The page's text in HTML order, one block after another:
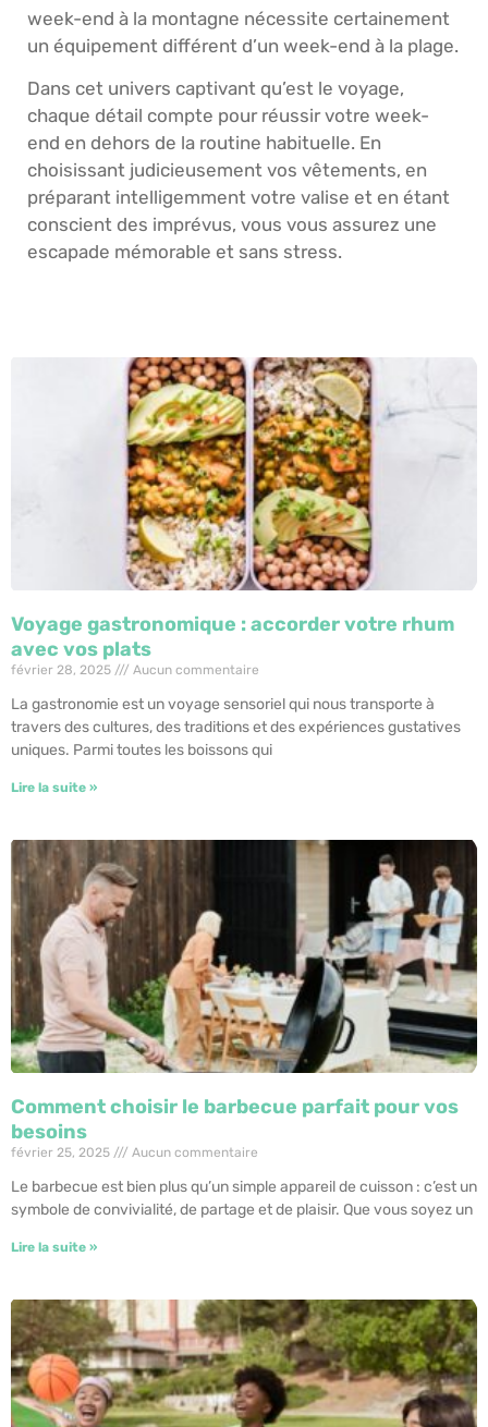
week-end à la montagne nécessite certainement
un équipement différent d’un week-end à la plage.
Dans cet univers captivant qu’est le voyage,
chaque détail compte pour réussir votre week-
end en dehors de la routine habituelle. En
choisissant judicieusement vos vêtements, en
préparant intelligemment votre valise et en étant
conscient des imprévus, vous vous assurez une
escapade mémorable et sans stress.
Voyage gastronomique : accorder votre rhum
avec vos plats
février 28, 2025 Aucun commentaire
La gastronomie est un voyage sensoriel qui nous transporte à
travers des cultures, des traditions et des expériences gustatives
uniques. Parmi toutes les boissons qui
Lire la suite »
Comment choisir le barbecue parfait pour vos
besoins
février 25, 2025 Aucun commentaire
Le barbecue est bien plus qu’un simple appareil de cuisson : c’est un
symbole de convivialité, de partage et de plaisir. Que vous soyez un
Lire la suite »